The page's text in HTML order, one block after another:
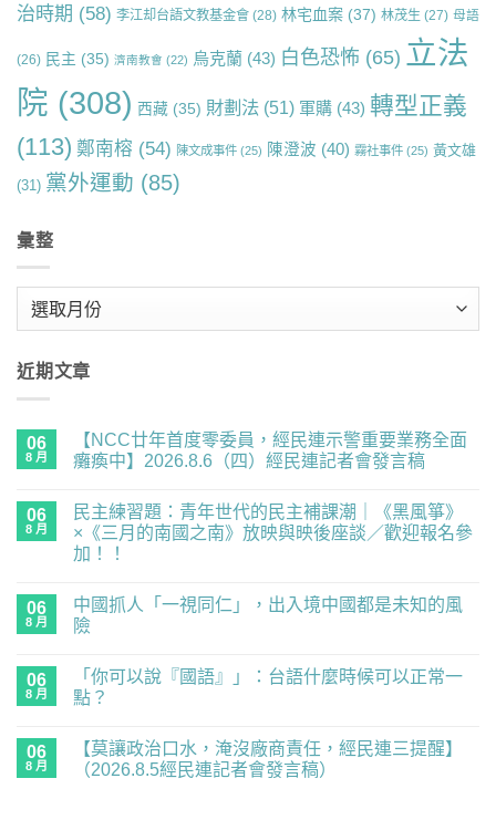
治時期 (58) 李江却台語文教基金會 (28) 林宅血案 (37) 林茂生 (27) 母語
(26) 民主 (35) 濟南教會 (22) 烏克蘭 (43) 白色恐怖 (65) 立法
院 (308) 西藏 (35) 財劃法 (51) 軍購 (43) 轉型正義
(113) 鄭南榕 (54) 陳文成事件 (25) 陳澄波 (40) 霧社事件 (25) 黃文雄
(31) 黨外運動 (85)
彙整
近期文章
06
8 月
【NCC廿年首度零委員，經民連示警重要業務全面
癱瘓中】2026.8.6（四）經民連記者會發言稿
廿
首
度
員，
經
民
要
留
言
06
8 月
民主練習題：青年世代的民主補課潮｜《黑風箏》
×《三月的南國之南》放映與映後座談／歡迎報名參
加！！
主
練
習
世
代
留
言
06
8 月
中國抓人「一視同仁」，出入境中國都是未知的風
險
抓
人
仁」，
言
06
8 月
「你可以說『國語』」：台語什麼時候可以正常一
點？
06
8 月
【莫讓政治口水，淹沒廠商責任，經民連三提醒】
（2026.8.5經民連記者會發言稿）